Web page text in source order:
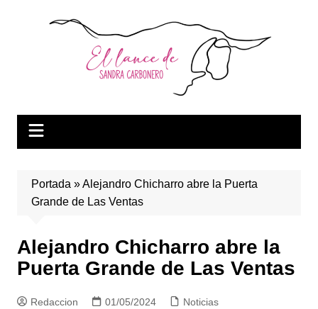
Portada »Alejandro Chicharro abre la Puerta
Grande de Las Ventas
Alejandro Chicharro abre la
Puerta Grande de Las Ventas
Redaccion 01/05/2024 Noticias